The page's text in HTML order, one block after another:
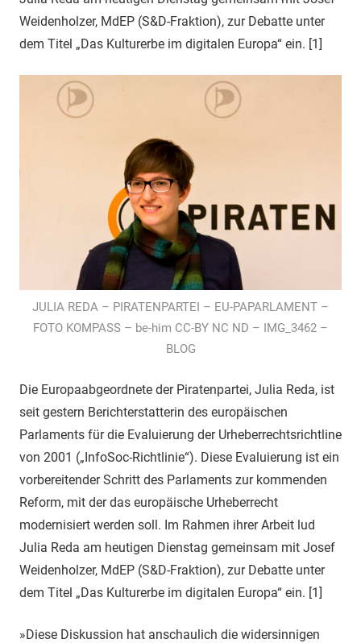
Weidenholzer, MdEP (S&D-Fraktion), zur Debatte unter
dem Titel „Das Kulturerbe im digitalen Europa“ ein. [1]
JULIA REDA – PIRATENPARTEI – EU-PAPARLAMENT –
FOTO KOMPASS – be-him CC-BY NC ND – IMG_3462 –
BLOG
Die Europaabgeordnete der Piratenpartei, Julia Reda, ist
seit gestern Berichterstatterin des europäischen
Parlaments für die Evaluierung der Urheberrechtsrichtline
von 2001 („InfoSoc-Richtlinie“). Diese Evaluierung ist ein
vorbereitender Schritt des Parlaments zur kommenden
Reform, mit der das europäische Urheberrecht
modernisiert werden soll. Im Rahmen ihrer Arbeit lud
Julia Reda am heutigen Dienstag gemeinsam mit Josef
Weidenholzer, MdEP (S&D-Fraktion), zur Debatte unter
dem Titel „Das Kulturerbe im digitalen Europa“ ein. [1]
»Diese Diskussion hat anschaulich die widersinnigen